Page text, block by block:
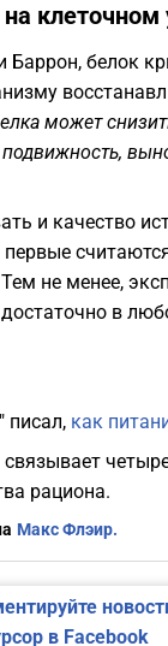
клеточном
Баррон, белок
может
и качество
не менее,
достаточно в
писал, как
связывает
рациона.
Макс Флэир.
в Facebook